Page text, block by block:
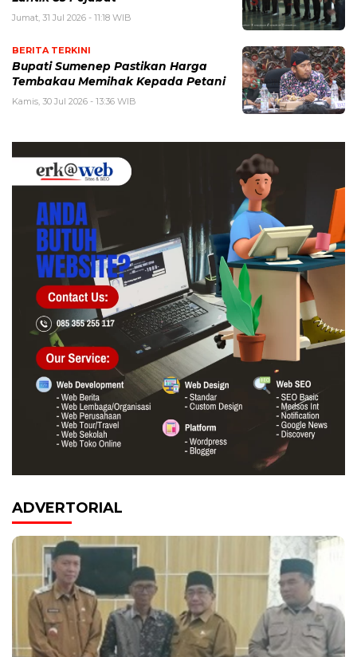
Jumat, 31 Jul 2026 - 11:18 WIB
BERITA TERKINI
Bupati Sumenep Pastikan Harga
Tembakau Memihak Kepada Petani
Kamis, 30 Jul 2026 - 13:36 WIB
ADVERTORIAL